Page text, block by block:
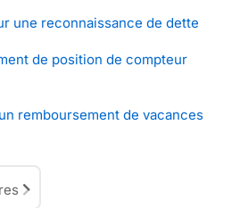
une reconnaissance de dette
de position de compteur
remboursement de vacances